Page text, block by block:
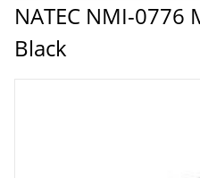
NATEC NMI-
Black